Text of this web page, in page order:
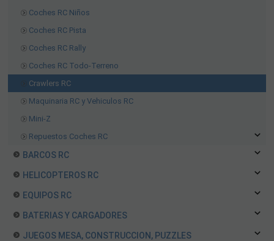
Coches RC Niños
Coches RC Pista
Coches RC Rally
Coches RC Todo-Terreno
Crawlers RC
Maquinaria RC y Vehiculos RC
Mini-Z
Repuestos Coches RC
BARCOS RC
HELICOPTEROS RC
EQUIPOS RC
BATERIAS Y CARGADORES
JUEGOS MESA, CONSTRUCCION, PUZZLES